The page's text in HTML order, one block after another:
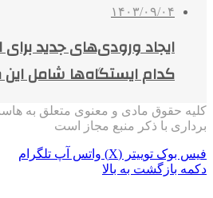
۱۴۰۳/۰۹/۰۴
ایجاد ورودی‌های جدید
کدام ایستگاه‌ها شامل
کلیه حقوق مادی و معنوی متعلق به
برداری با ذکر منبع مجاز است
فیس بوک توییتر (X) واتس آپ تلگرام
دکمه بازگشت به بالا